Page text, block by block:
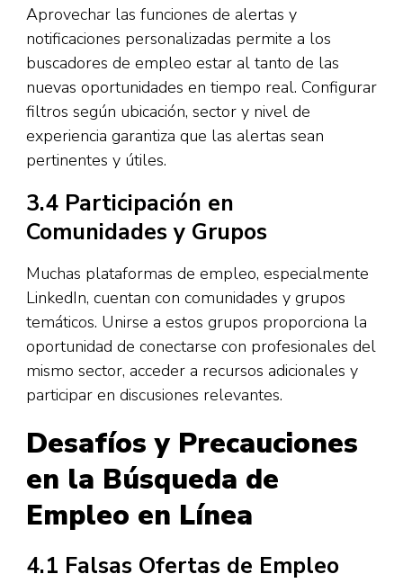
Aprovechar las funciones de alertas y
notificaciones personalizadas permite a los
buscadores de empleo estar al tanto de las
nuevas oportunidades en tiempo real. Configurar
filtros según ubicación, sector y nivel de
experiencia garantiza que las alertas sean
pertinentes y útiles.
3.4 Participación en
Comunidades y Grupos
Muchas plataformas de empleo, especialmente
LinkedIn, cuentan con comunidades y grupos
temáticos. Unirse a estos grupos proporciona la
oportunidad de conectarse con profesionales del
mismo sector, acceder a recursos adicionales y
participar en discusiones relevantes.
Desafíos y Precauciones
en la Búsqueda de
Empleo en Línea
4.1 Falsas Ofertas de Empleo